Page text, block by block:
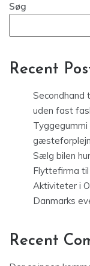
Søg
Recent
Secondhand
uden fast
Sælg bilen
Flyttefirma
Aktiviteter i
Danmarks
Recent